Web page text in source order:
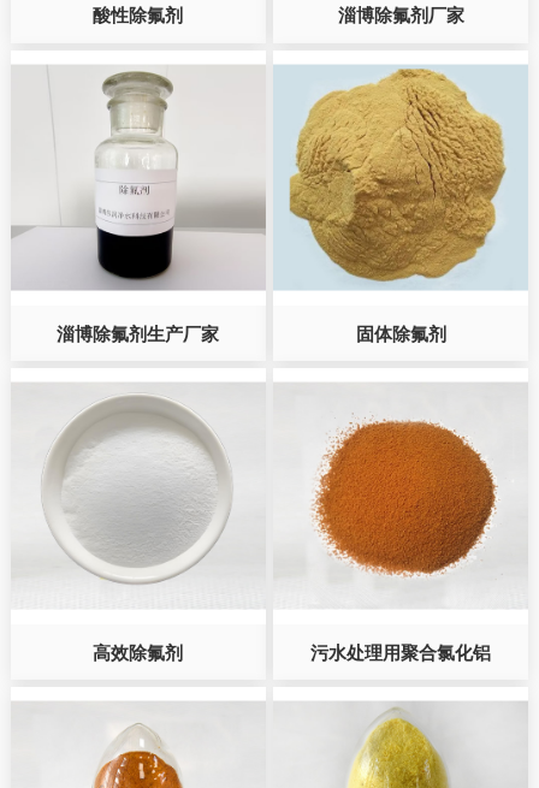
酸性除氟剂 淄博除氟剂厂家
淄博除氟剂生产厂家 固体除氟剂
高效除氟剂 污水处理用聚合氯化铝